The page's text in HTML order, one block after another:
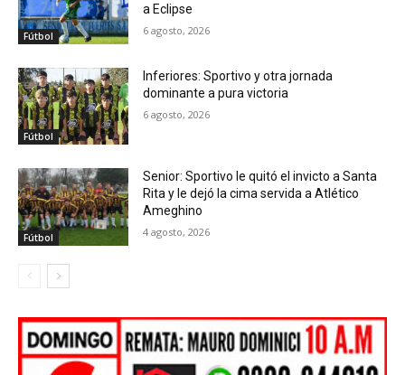
Fútbol
a Eclipse
6 agosto, 2026
Fútbol
Inferiores: Sportivo y otra jornada
dominante a pura victoria
6 agosto, 2026
Fútbol
Senior: Sportivo le quitó el invicto a Santa
Rita y le dejó la cima servida a Atlético
Ameghino
4 agosto, 2026